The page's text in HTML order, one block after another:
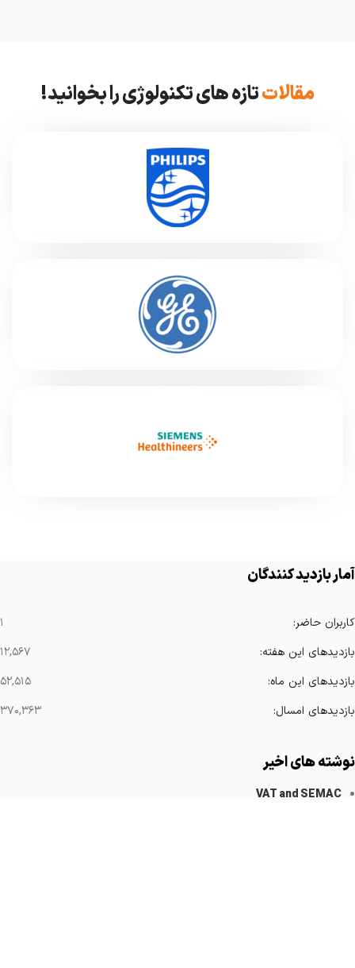
مقالاتتازه های تکنولوژی را بخوانید!
آمار بازدید کنندگان
کاربران حاضر:
۱
بازدیدهای این هفته:
۱۲,۵۶۷
بازدیدهای این ماه:
۵۲,۵۱۵
بازدیدهای امسال:
۳۷۰,۳۶۳
نوشته های اخیر
VAT and SEMAC